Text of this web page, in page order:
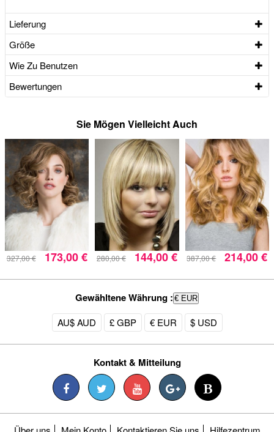
Lieferung
Größe
Wie Zu Benutzen
Bewertungen
Sie Mögen Vielleicht Auch
327,00 € 173,00 € 280,00 € 144,00 € 387,00 € 214,00 €
Gewähltene Währung : € EUR
AU$ AUD £ GBP € EUR $ USD
Kontakt & Mitteilung